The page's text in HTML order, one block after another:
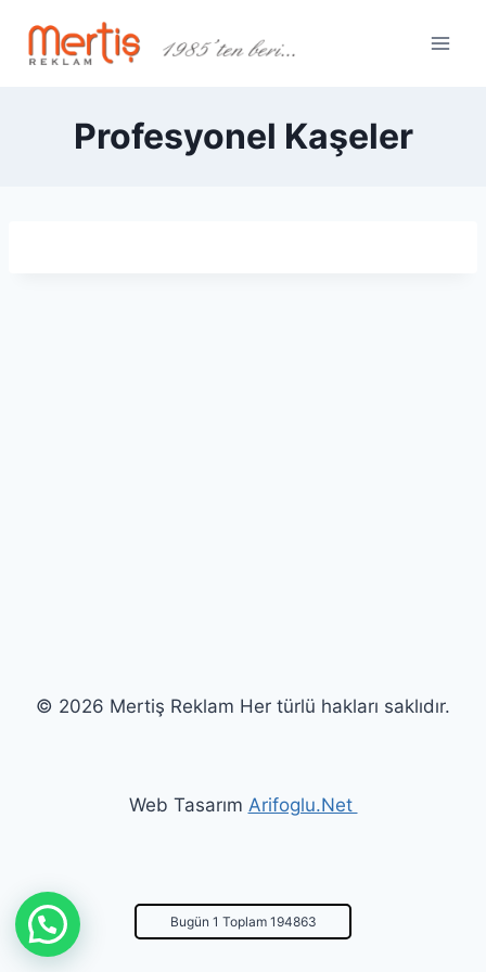
content
Profesyonel Kaşeler
© 2026 Mertiş Reklam Her türlü hakları saklıdır.
Web Tasarım Arifoglu.Net
Bugün 1 Toplam 194863